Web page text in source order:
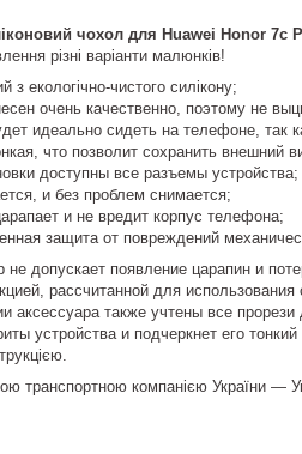
чохол для Huawei Honor 7c
різні варіанти малюнків!
з екологічно-чистого силікону;
очень качественно, поэтому не
идеально сидеть на телефоне, так
что позволит сохранить внешний
доступны все разъемы устройства;
и без проблем снимается;
и не вредит корпус телефона;
защита от повреждений
не допускает появление царапин и
рассчитанной для
аксессуара также учтены все
устройства и подчеркнет его
транспортною компанією України ―